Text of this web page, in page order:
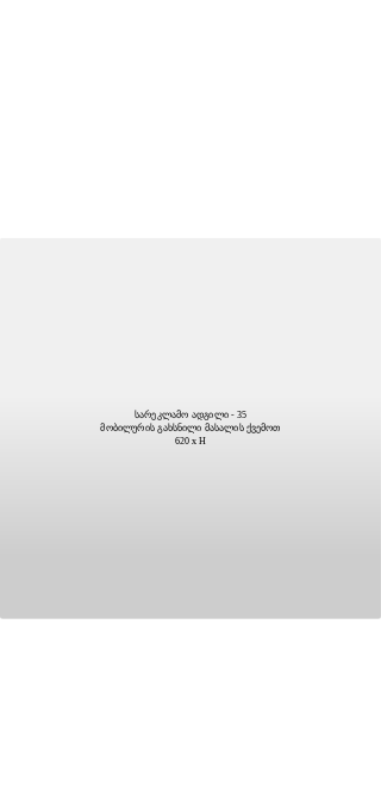
სარეკლამო ადგილი - 35
მობილურის გახსნილი მასალის ქვემოთ
620 x H